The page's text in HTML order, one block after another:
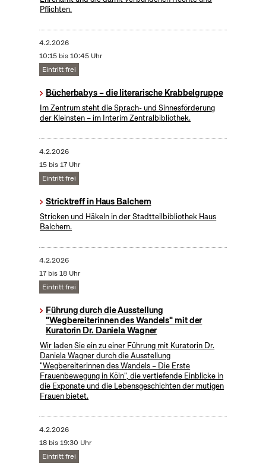
Pflichten.
4.2.2026
10:15 bis 10:45 Uhr
Eintritt frei
Bücherbabys – die literarische Krabbelgruppe
Im Zentrum steht die Sprach- und Sinnesförderung
der Kleinsten – im Interim Zentralbibliothek.
4.2.2026
15 bis 17 Uhr
Eintritt frei
Stricktreff in Haus Balchem
Stricken und Häkeln in der Stadtteilbibliothek Haus
Balchem.
4.2.2026
17 bis 18 Uhr
Eintritt frei
Führung durch die Ausstellung
"Wegbereiterinnen des Wandels" mit der
Kuratorin Dr. Daniela Wagner
Wir laden Sie ein zu einer Führung mit Kuratorin Dr.
Daniela Wagner durch die Ausstellung
"Wegbereiterinnen des Wandels – Die Erste
Frauenbewegung in Köln", die vertiefende Einblicke in
die Exponate und die Lebensgeschichten der mutigen
Frauen bietet.
4.2.2026
18 bis 19:30 Uhr
Eintritt frei